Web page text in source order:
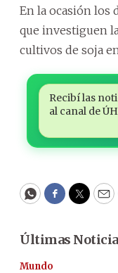
En la ocasión los
que investiguen
cultivos de soja
Recibí las
al canal de
WhatsApp
Facebook
Últimas
Mundo